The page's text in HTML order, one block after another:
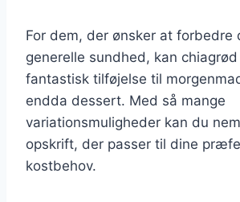
For dem, der ønsker at forbedre
generelle sundhed, kan
fantastisk tilføjelse til
endda dessert. Med så mange
variationsmuligheder kan du
opskrift, der passer til dine
kostbehov.